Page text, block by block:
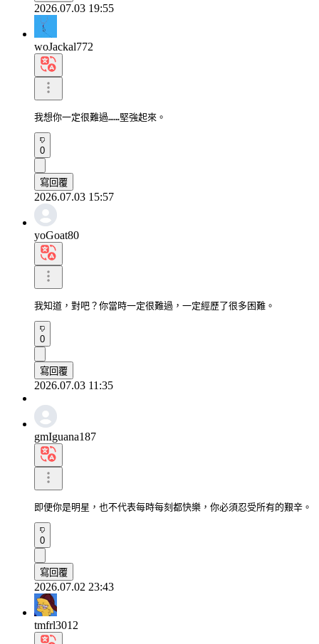
2026.07.03 19:55
woJackal772
我想你一定很難過……堅強起來。
0
寫回覆
2026.07.03 15:57
yoGoat80
我知道，對吧？你當時一定很難過，一定經歷了很多困難。
0
寫回覆
2026.07.03 11:35
gmIguana187
即便你是明星，也不代表每時每刻都快樂，你必須忍受所有的艱辛。
0
寫回覆
2026.07.02 23:43
tmfrl3012